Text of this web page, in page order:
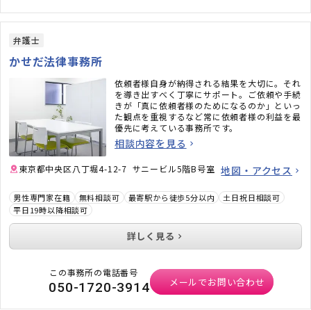
弁護士
かせだ法律事務所
依頼者様自身が納得される結果を大切に。それ
を導き出すべく丁寧にサポート。ご依頼や手続
きが「真に依頼者様のためになるのか」といっ
た観点を重視するなど常に依頼者様の利益を最
優先に考えている事務所です。
相談内容を見る
東京都中央区八丁堀4-12-7 サニービル5階B号室 地図・アクセス
男性専門家在籍 無料相談可 最寄駅から徒歩5分以内
土日祝日相談可
平日19時以降相談可
詳しく見る
この事務所の電話番号
050-1720-3914 メールでお問い合わせ